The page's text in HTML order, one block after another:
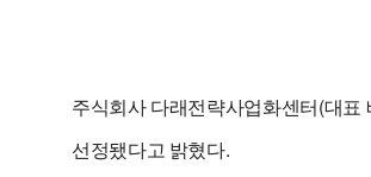
주식회사 다래전략사업화센터(대
선정됐다고 밝혔다.